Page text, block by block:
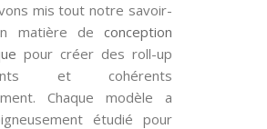
mis tout notre savoir-
matière de conception
pour créer des roll-up
et cohérents
Chaque modèle a
étudié pour